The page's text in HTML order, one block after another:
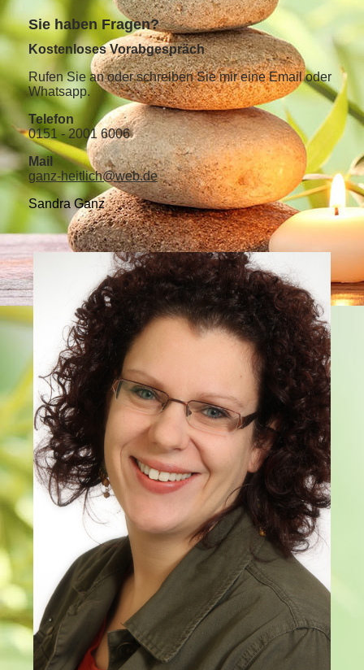
Sie haben Fragen?
Kostenloses Vorabgespräch
Rufen Sie an oder schreiben Sie mir eine Email oder
Whatsapp.
Telefon
0151 - 2001 6006
Mail
ganz-heitlich@web.de
Sandra Ganz